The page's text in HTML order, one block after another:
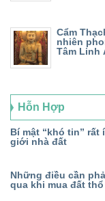
Cẩm
nhiên
Tâm Linh
Hỗn Hợp
Bí mật “khó tin” rất
giới nhà đất
Những điều cần
qua khi mua đất